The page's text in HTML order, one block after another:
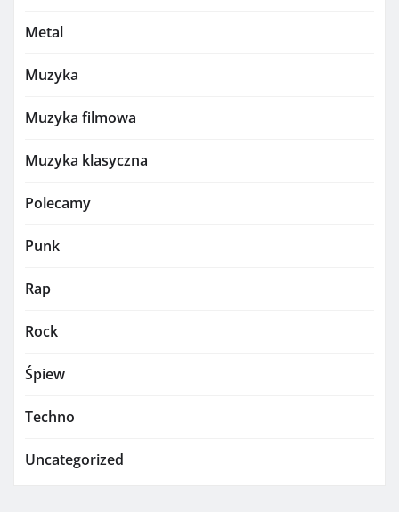
Metal
Muzyka
Muzyka filmowa
Muzyka klasyczna
Polecamy
Punk
Rap
Rock
Śpiew
Techno
Uncategorized